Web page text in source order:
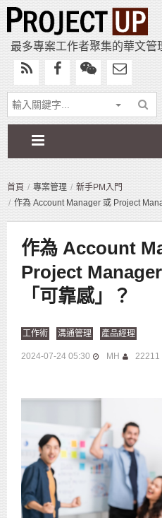
最多專案工作者聚集的華文管
首頁 專案管理
新手PM入門
作為 Account Manager 或 Project
作為 Account
Project
「可靠感」？
工作術 溝通管理 產品經理
2024-07-24 05:30 MH 22211